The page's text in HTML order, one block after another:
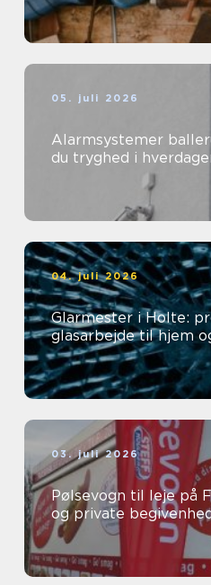
05. juli 2026
Alarmsystemer
du tryghed i
04. juli 2026
Glarmester i Holte:
glasarbejde til hjem
03. juli 2026
Pølsevogn til leje på
og private